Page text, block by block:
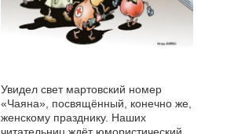
Увидел свет мартовский номер
«Чаяна», посвящённый, конечно же,
женскому празднику. Наших
читательниц ждёт юмористический